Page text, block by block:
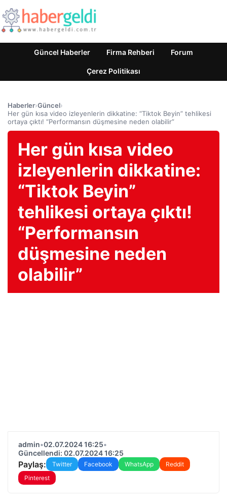
Güncel Haberler Firma Rehberi Forum
Çerez Politikası
Haberler›Güncel›
Her gün kısa video izleyenlerin dikkatine: “Tiktok Beyin” tehlikesi
ortaya çıktı! “Performansın düşmesine neden olabilir”
Her gün kısa video
izleyenlerin dikkatine:
“Tiktok Beyin”
tehlikesi ortaya çıktı!
“Performansın
düşmesine neden
olabilir”
admin•02.07.2024 16:25•
Güncellendi: 02.07.2024 16:25
Paylaş: Twitter Facebook WhatsApp
Reddit
Pinterest